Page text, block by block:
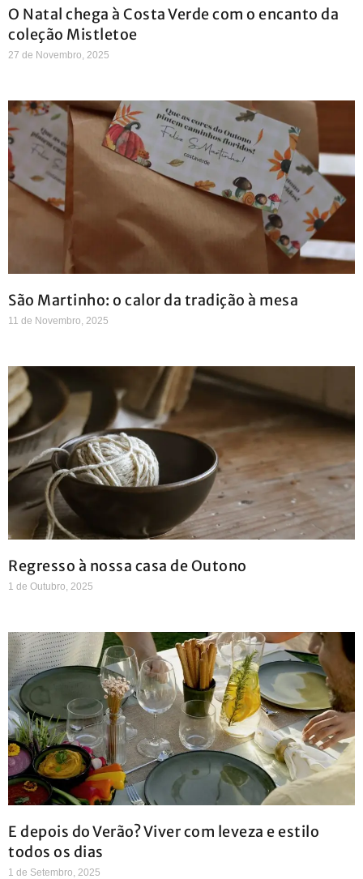
O Natal chega à Costa Verde com o encanto da
coleção Mistletoe
27 de Novembro, 2025
São Martinho: o calor da tradição à mesa
11 de Novembro, 2025
Regresso à nossa casa de Outono
1 de Outubro, 2025
E depois do Verão? Viver com leveza e estilo
todos os dias
1 de Setembro, 2025